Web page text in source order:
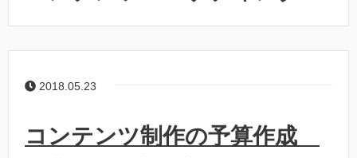
2018.05.23
コンテンツ制作の予算作成